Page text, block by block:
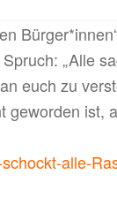
„Alle
euch zu
ist,
alle-